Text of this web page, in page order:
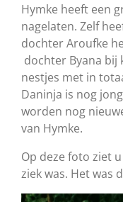
Hymke heeft een
nagelaten. Zelf
dochter Aroufke
dochter Byana bij
nestjes met in
Daninja is nog
worden nog
van Hymke.
Op deze foto ziet
ziek was. Het was